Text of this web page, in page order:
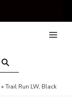
» Trail Run LW, Black